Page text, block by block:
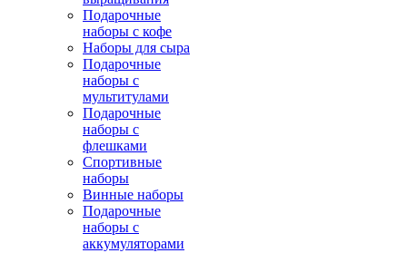
Подарочные
наборы с кофе
Наборы для сыра
Подарочные
наборы с
мультитулами
Подарочные
наборы с
флешками
Спортивные
наборы
Винные наборы
Подарочные
наборы с
аккумуляторами